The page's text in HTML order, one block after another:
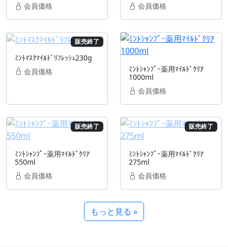
会員価格
会員価格
販売終了
ﾐﾝﾄﾏｽｸﾏｲﾙﾄﾞﾘﾌﾚｯｼｭ230g
会員価格
ﾐﾝﾄｼｬﾝﾌﾟｰ薬用ﾏｲﾙﾄﾞｸﾘｱ
1000ml
会員価格
販売終了
ﾐﾝﾄｼｬﾝﾌﾟｰ薬用ﾏｲﾙﾄﾞｸﾘｱ
550ml
会員価格
販売終了
ﾐﾝﾄｼｬﾝﾌﾟｰ薬用ﾏｲﾙﾄﾞｸﾘｱ
275ml
会員価格
もっと見る »